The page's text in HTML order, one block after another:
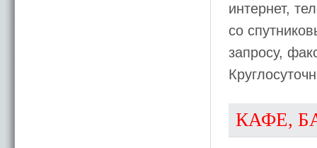
интернет,
со
запросу,
КАФЕ,